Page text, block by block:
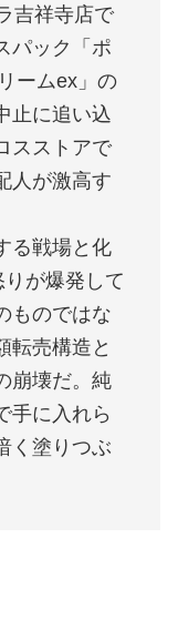
吉祥寺店で
パック「ポ
ームex」の
止に追い込
スストアで
人が激高す
る戦場と化
が爆発して
ものではな
転売構造と
崩壊だ。純
手に入れら
く塗りつぶ